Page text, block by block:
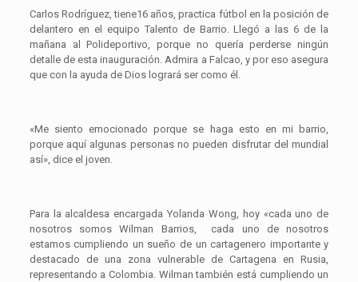
Carlos Rodríguez, tiene16 años, practica fútbol en la posición de
delantero en el equipo Talento de Barrio. Llegó a las 6 de la
mañana al Polideportivo, porque no quería perderse ningún
detalle de esta inauguración. Admira a Falcao, y por eso asegura
que con la ayuda de Dios logrará ser como él.
«Me siento emocionado porque se haga esto en mi barrio,
porque aquí algunas personas no pueden disfrutar del mundial
así», dice el joven.
Para la alcaldesa encargada Yolanda Wong, hoy «cada uno de
nosotros somos Wilman Barrios, cada uno de nosotros
estamos cumpliendo un sueño de un cartagenero importante y
destacado de una zona vulnerable de Cartagena en Rusia,
representando a Colombia. Wilman también está cumpliendo un